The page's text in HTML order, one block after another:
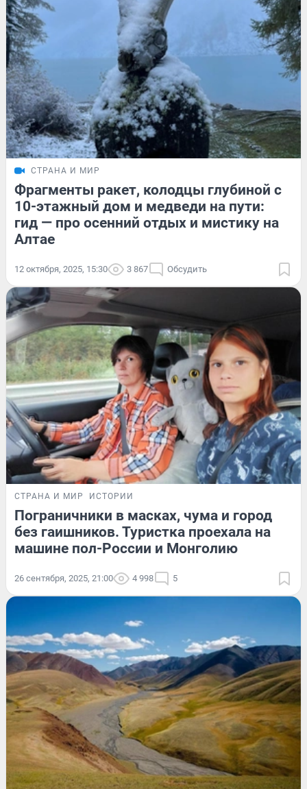
СТРАНА И МИР
Фрагменты ракет, колодцы глубиной с
10-этажный дом и медведи на пути:
гид — про осенний отдых и мистику на
Алтае
12 октября, 2025, 15:30 3 867 Обсудить
СТРАНА И МИР ИСТОРИИ
Пограничники в масках, чума и город
без гаишников. Туристка проехала на
машине пол-России и Монголию
26 сентября, 2025, 21:00 4 998 5